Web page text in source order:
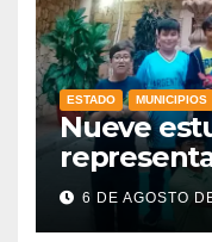
ESTADO MUNICIPIOS
Nueve
en la
6 DE AGOSTO